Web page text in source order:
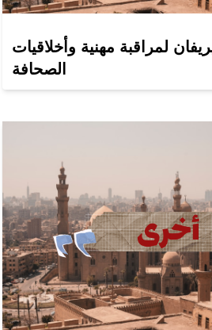
لمراقبة مهنية وأخلاقيات
الصحافة